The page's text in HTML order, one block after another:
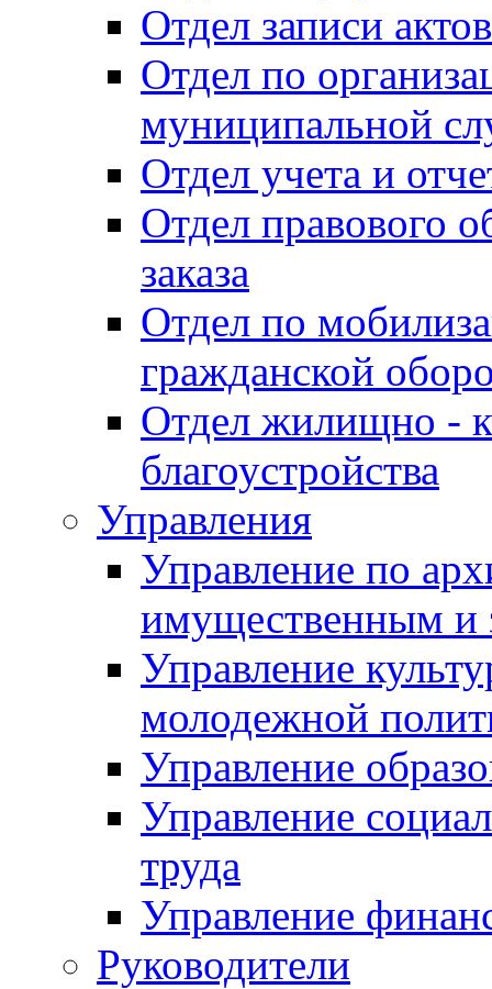
Отдел записи
Отдел по
муниципальной
Отдел учета и
Отдел правового
заказа
Отдел по
гражданской
Отдел жилищно -
благоустройства
Управления
Управление по
имущественным и
Управление
молодежной
Управление
Управление
труда
Управление
Руководители